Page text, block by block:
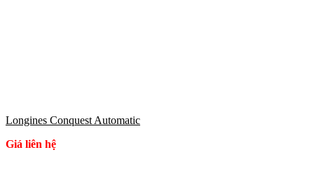
Longines Conquest Automatic
Giá liên hệ